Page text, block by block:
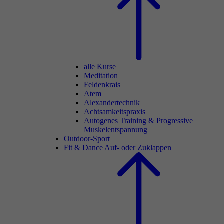
alle Kurse
Meditation
Feldenkrais
Atem
Alexandertechnik
Achtsamkeitspraxis
Autogenes Training & Progressive
Muskelentspannung
Outdoor-Sport
Fit & Dance Auf- oder Zuklappen